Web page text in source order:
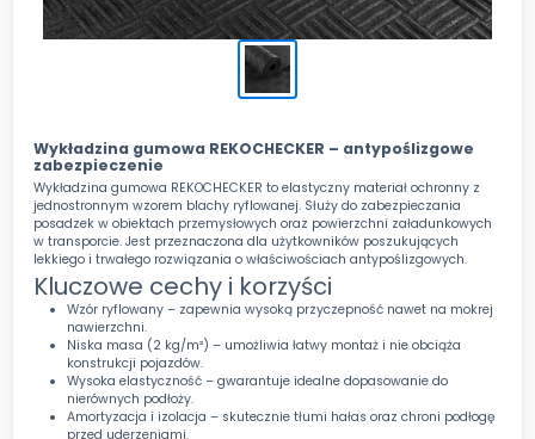
Wykładzina gumowa REKOCHECKER – antypoślizgowe
zabezpieczenie
Wykładzina gumowa REKOCHECKER to elastyczny materiał ochronny z
jednostronnym wzorem blachy ryflowanej. Służy do zabezpieczania
posadzek w obiektach przemysłowych oraz powierzchni załadunkowych
w transporcie. Jest przeznaczona dla użytkowników poszukujących
lekkiego i trwałego rozwiązania o właściwościach antypoślizgowych.
Kluczowe cechy i korzyści
Wzór ryflowany – zapewnia wysoką przyczepność nawet na mokrej
nawierzchni.
Niska masa (2 kg/m²) – umożliwia łatwy montaż i nie obciąża
konstrukcji pojazdów.
Wysoka elastyczność – gwarantuje idealne dopasowanie do
nierównych podłoży.
Amortyzacja i izolacja – skutecznie tłumi hałas oraz chroni podłogę
przed uderzeniami.